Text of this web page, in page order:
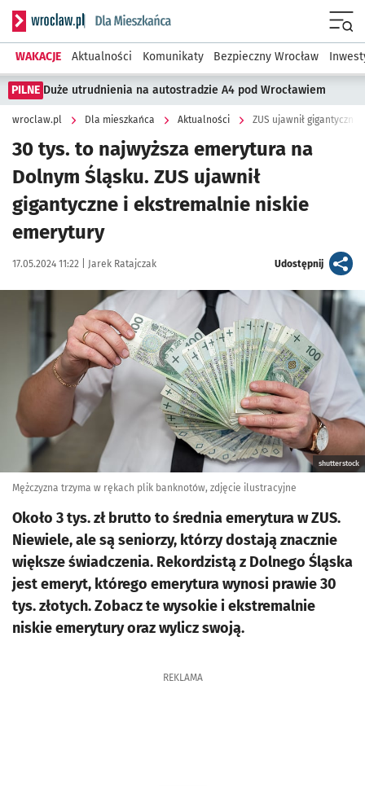
Serwis informacyjny wroclaw.pl podserwis: Dla mieszkańca
WAKACJE Aktualności Komunikaty Bezpieczny Wrocław
PILNE Duże utrudnienia na autostradzie A4 pod Wrocławiem
wroclaw.pl Dla mieszkańca Aktualności ZUS ujawnił
30 tys. to najwyższa emerytura na
Dolnym Śląsku. ZUS ujawnił
gigantyczne i ekstremalnie niskie
emerytury
Data publikacji:
17.05.2024 11:22 | Autor:
Jarek Ratajczak Udostępnijartykuł
Kliknij, aby powiększyć
shutterstock
Mężczyzna trzyma w rękach plik banknotów, zdjęcie ilustracyjne
Około 3 tys. zł brutto to średnia emerytura w ZUS.
Niewiele, ale są seniorzy, którzy dostają znacznie
większe świadczenia. Rekordzistą z Dolnego Śląska
jest emeryt, którego emerytura wynosi prawie 30
tys. złotych. Zobacz te wysokie i ekstremalnie
niskie emerytury oraz wylicz swoją.
REKLAMA